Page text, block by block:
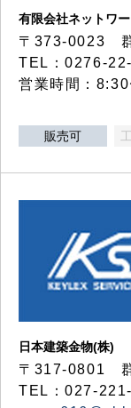
有限会社ネットワー
〒373-0023
TEL：0276-
営業時間：
販売可
日本建築金物(株)
〒317‐0801
TEL：027-